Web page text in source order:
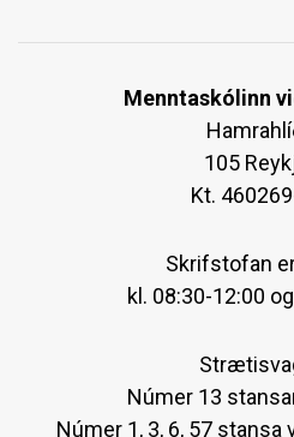
Menntaskólinn
105
Kt.
Skrifstofan
kl. 08:30-12:00
Númer 13
Númer 1, 3, 6, 57